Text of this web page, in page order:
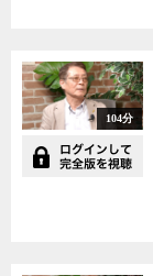
104分